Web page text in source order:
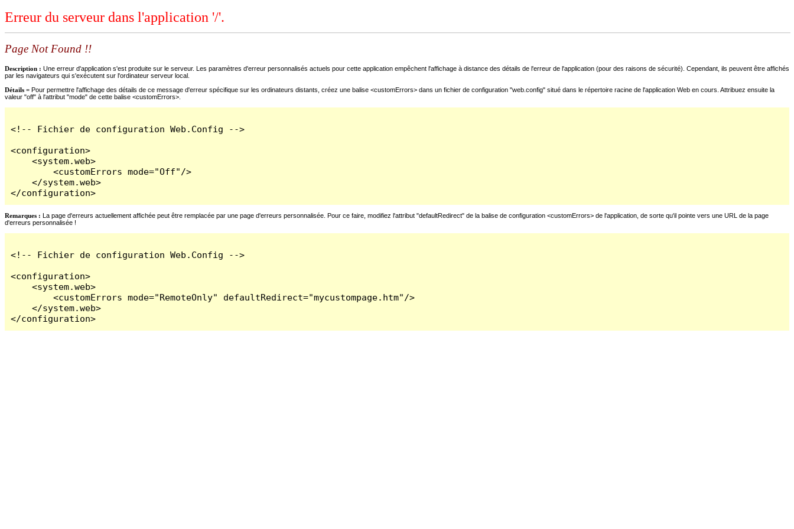
Erreur du serveur dans l'application '/'.
Page Not Found !!
Description : Une erreur d'application s'est produite sur le serveur. Les paramètres d'erreur personnalisés actuels pour cette application empêchent l'affichage à distance des détails de l'erreur de l'application (pour des raisons de sécurité). Cependant, ils peuvent être affichés
par les navigateurs qui s'exécutent sur l'ordinateur serveur local.
Détails = Pour permettre l'affichage des détails de ce message d'erreur spécifique sur les ordinateurs distants, créez une balise <customErrors> dans un fichier de configuration "web.config" situé dans le répertoire racine de l'application Web en cours. Attribuez ensuite la
valeur "off" à l'attribut "mode" de cette balise <customErrors>.
<!-- Fichier de configuration Web.Config -->
<configuration>
    <system.web>
        <customErrors mode="Off"/>
    </system.web>
</configuration>
Remarques : La page d'erreurs actuellement affichée peut être remplacée par une page d'erreurs personnalisée. Pour ce faire, modifiez l'attribut "defaultRedirect" de la balise de configuration <customErrors> de l'application, de sorte qu'il pointe vers une URL de la page
d'erreurs personnalisée !
<!-- Fichier de configuration Web.Config -->
<configuration>
    <system.web>
        <customErrors mode="RemoteOnly" defaultRedirect="mycustompage.htm"/>
    </system.web>
</configuration>